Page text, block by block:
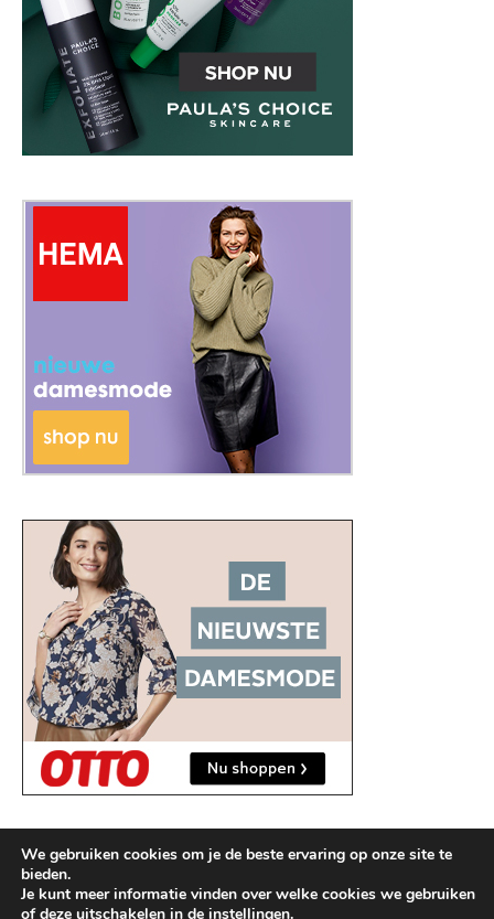
We gebruiken cookies om je de beste ervaring op onze site te
bieden.
Je kunt meer informatie vinden over welke cookies we gebruiken
of deze uitschakelen in de instellingen.